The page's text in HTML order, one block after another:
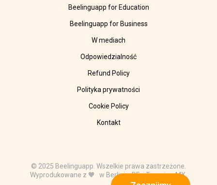
Beelinguapp for Education
Beelinguapp for Business
W mediach
Odpowiedzialność
Refund Policy
Polityka prywatności
Cookie Policy
Kontakt
© 2025 Beelinguapp. Wszelkie prawa zastrzeżone.
Wyprodukowane z 🧡 w Berlinie, DE, i Tampico, MX.